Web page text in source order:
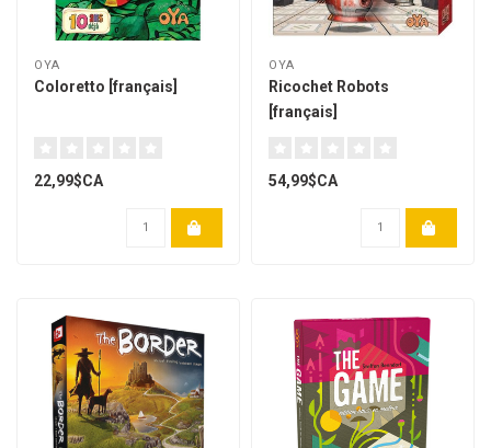
OYA
Coloretto [français]
22,99$CA
OYA
Ricochet Robots
[français]
54,99$CA